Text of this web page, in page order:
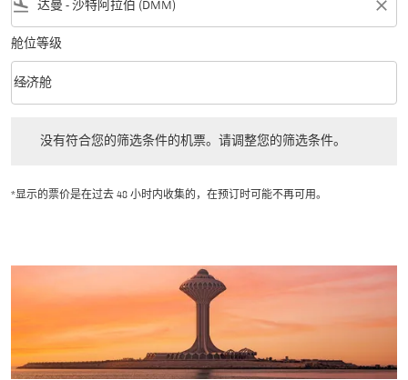
flight_land close
舱位等级
舱位等级 option 经济舱 Selected
经济舱
keyboard_arrow_down
没有符合您的筛选条件的机票。请调整您的筛选条件。
*显示的票价是在过去 48 小时内收集的，在预订时可能不再可用。